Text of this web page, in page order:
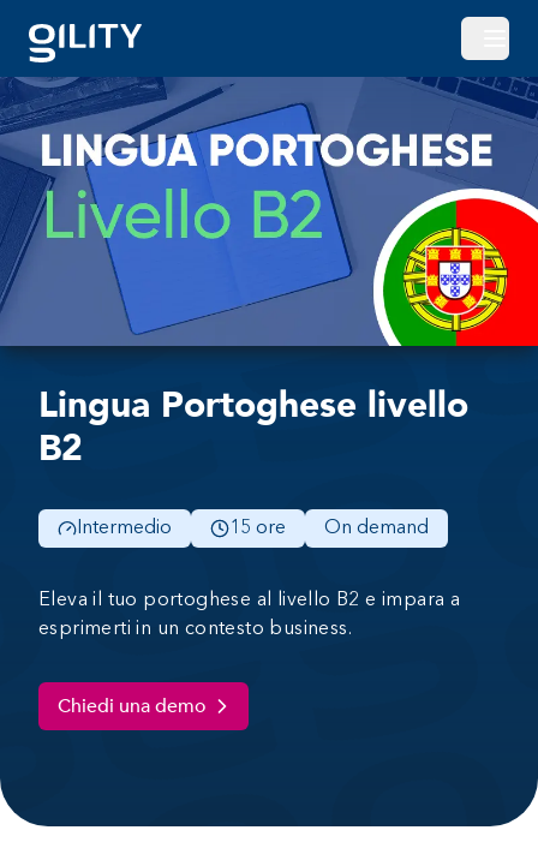
Apri
Lingua Portoghese livello
B2
Intermedio 15 ore On demand
Eleva il tuo portoghese al livello B2 e impara a
esprimerti in un contesto business.
Chiedi una demo